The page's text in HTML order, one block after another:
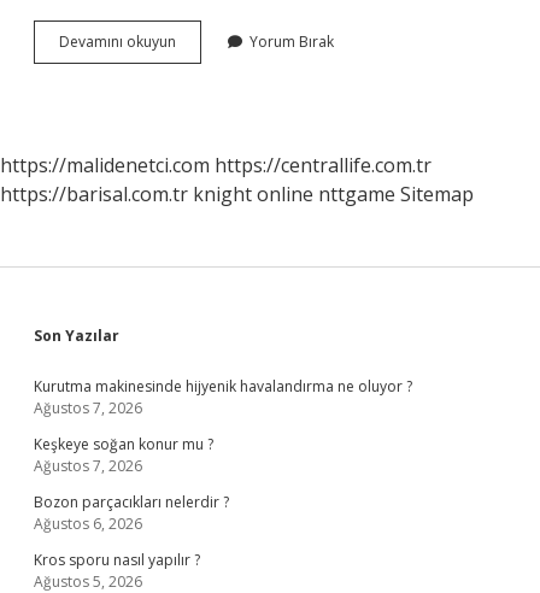
Devamını okuyun Türkiyenin
En
Yorum Bırak
https://malidenetci.com https://centrallife.com.tr
https://barisal.com.tr knight online nttgame Sitemap
Sidebar
Son Yazılar
Kurutma makinesinde hijyenik havalandırma ne oluyor ?
Ağustos 7, 2026
Keşkeye soğan konur mu ?
Ağustos 7, 2026
Bozon parçacıkları nelerdir ?
Ağustos 6, 2026
Kros sporu nasıl yapılır ?
Ağustos 5, 2026